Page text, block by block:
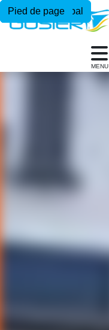
Menu principal
Contenu principal
Pied de page
MENU